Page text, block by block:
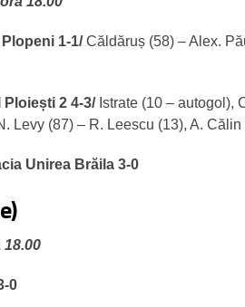
1-1/Căldăruș (58) – Alex.
2 4-3/ Istrate (10 – autogol),
Levy (87) – R. Leescu (13), A.
Unirea Brăila 3-0
18.00
0